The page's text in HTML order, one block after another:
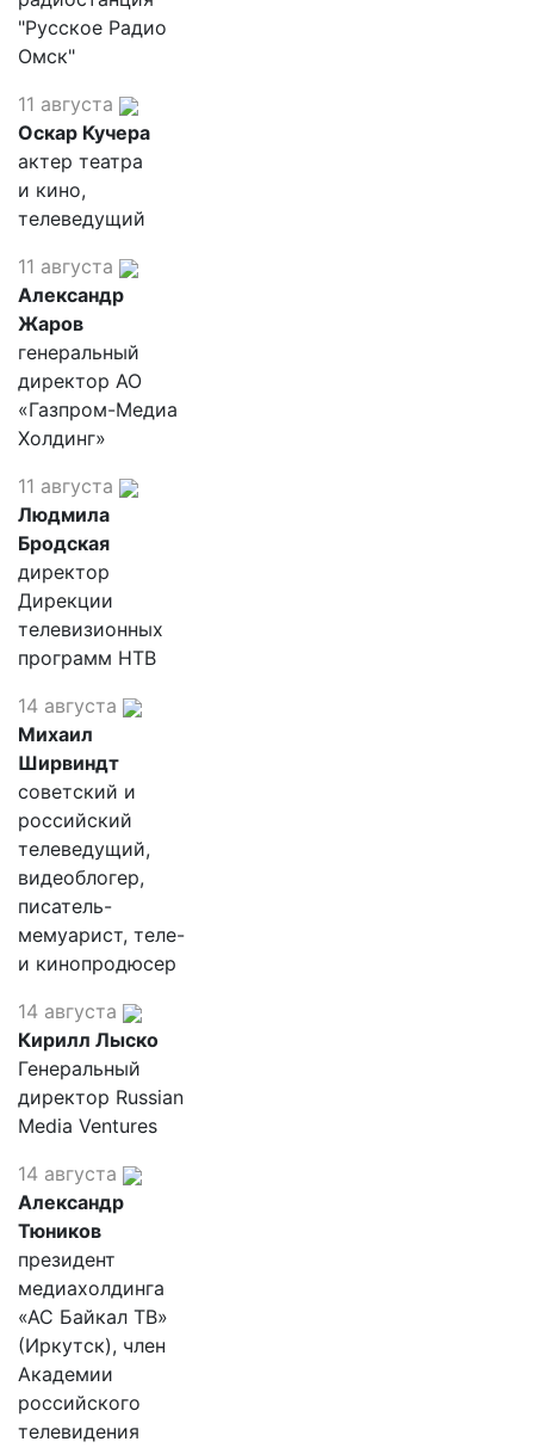
"Русское Радио
Омск"
11 августа
Оскар Кучера
актер театра
и кино,
телеведущий
11 августа
Александр
Жаров
генеральный
директор АО
«Газпром-Медиа
Холдинг»
11 августа
Людмила
Бродская
директор
Дирекции
телевизионных
программ НТВ
14 августа
Михаил
Ширвиндт
советский и
российский
телеведущий,
видеоблогер,
писатель-
мемуарист, теле-
и кинопродюсер
14 августа
Кирилл Лыско
Генеральный
директор Russian
Media Ventures
14 августа
Александр
Тюников
президент
медиахолдинга
«АС Байкал ТВ»
(Иркутск), член
Академии
российского
телевидения